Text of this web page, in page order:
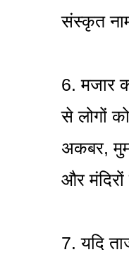
संस्कृत
6. मजार
से लोगों
अकबर,
और
7. यदि